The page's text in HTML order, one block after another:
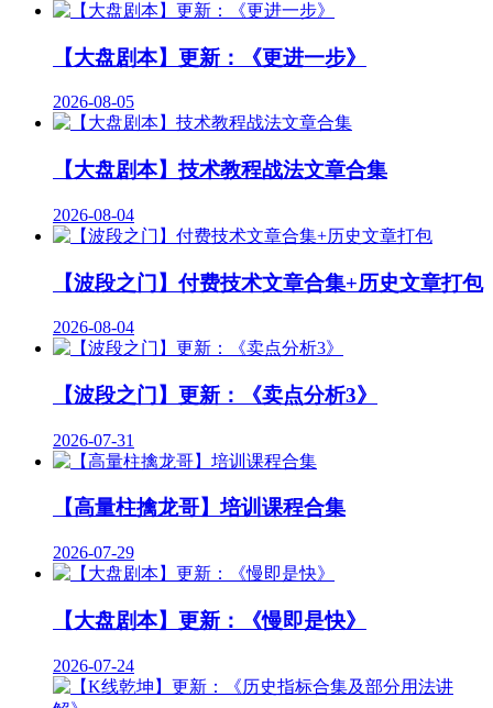
【大盘剧本】更新：《更进一步》
2026-08-05
【大盘剧本】技术教程战法文章合集
2026-08-04
【波段之门】付费技术文章合集+历史文章打包
2026-08-04
【波段之门】更新：《卖点分析3》
2026-07-31
【高量柱擒龙哥】培训课程合集
2026-07-29
【大盘剧本】更新：《慢即是快》
2026-07-24